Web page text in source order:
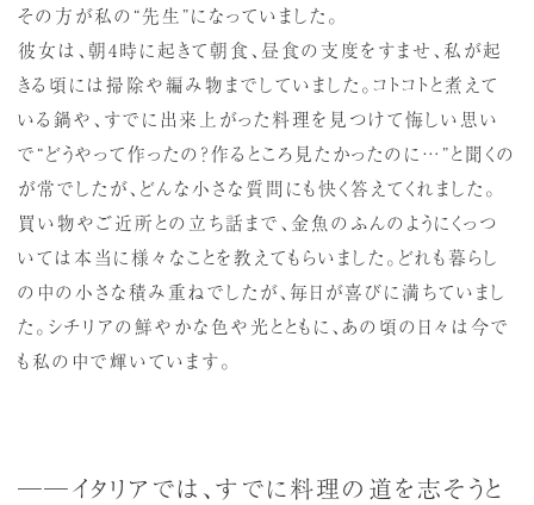
その方が私の“先生”になっていました。
彼女は、朝4時に起きて朝食、昼食の支度をすませ、私が起
きる頃には掃除や編み物までしていました。コトコトと煮えて
いる鍋や、すでに出来上がった料理を見つけて悔しい思い
で“どうやって作ったの？作るところ見たかったのに…”と聞くの
が常でしたが、どんな小さな質問にも快く答えてくれました。
買い物やご近所との立ち話まで、金魚のふんのようにくっつ
いては本当に様々なことを教えてもらいました。どれも暮らし
の中の小さな積み重ねでしたが、毎日が喜びに満ちていまし
た。シチリアの鮮やかな色や光とともに、あの頃の日々は今で
も私の中で輝いています。
──イタリアでは、すでに料理の道を志そうと